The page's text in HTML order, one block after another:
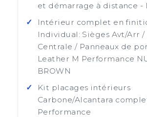
et démarrage à distance -
Intérieur complet en
Individual: Sièges Avt/Arr /
Centrale / Panneaux de
Leather M Performance
BROWN
Kit placages intérieurs
Carbone/Alcantara
Performance